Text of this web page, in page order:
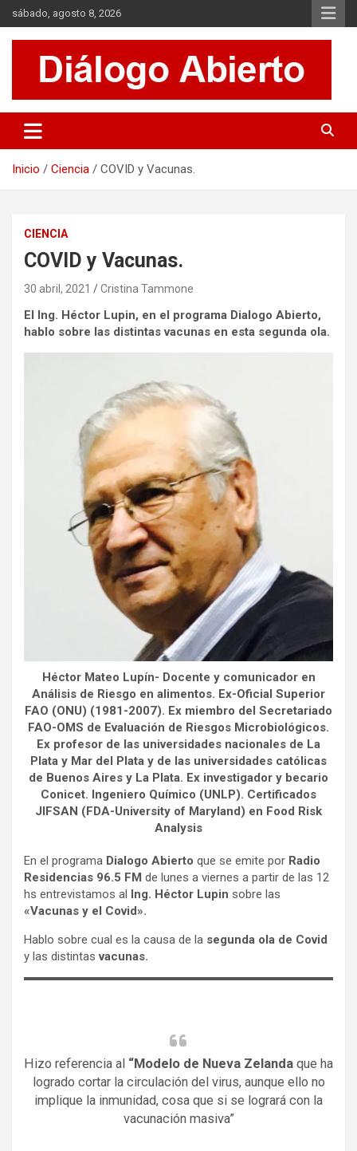
Saltar
al
contenido
sábado, agosto 8, 2026
Diálogo Abierto
Se tratan diversos temas de actualidad buscando hacer un
aporte a la sociedad, brindando información relevante de lo que
Inicio Ciencia COVID y Vacunas.
CIENCIA
COVID y Vacunas.
30 abril, 2021 Cristina Tammone
El Ing. Héctor Lupin, en el programa Dialogo Abierto,
hablo sobre las distintas vacunas en esta segunda ola.
Héctor Mateo Lupín- Docente y comunicador en
Análisis de Riesgo en alimentos. Ex-Oficial Superior
FAO (ONU) (1981-2007). Ex miembro del Secretariado
FAO-OMS de Evaluación de Riesgos Microbiológicos.
Ex profesor de las universidades nacionales de La
Plata y Mar del Plata y de las universidades católicas
de Buenos Aires y La Plata. Ex investigador y becario
Conicet. Ingeniero Químico (UNLP). Certificados
JIFSAN (FDA-University of Maryland) en Food Risk
Analysis
En el programa Dialogo Abierto que se emite por Radio
Residencias 96.5 FM de lunes a viernes a partir de las 12
hs entrevistamos al Ing. Héctor Lupin sobre las
«Vacunas y el Covid».
Hablo sobre cual es la causa de la segunda ola de Covid
y las distintasvacunas.
Hizo referencia al “Modelo de Nueva Zelanda que ha
logrado cortar la circulación del virus, aunque ello no
implique la inmunidad, cosa que si se logrará con la
vacunación masiva”